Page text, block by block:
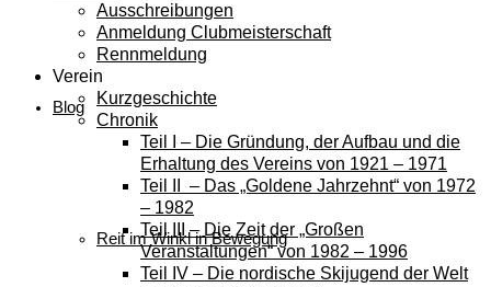
Blog
Reit im Winkl in Bewegung
Ausschreibungen
Anmeldung Clubmeisterschaft
Rennmeldung
Verein
Kurzgeschichte
Chronik
Teil I – Die Gründung, der Aufbau und die
Erhaltung des Vereins von 1921 – 1971
Teil II – Das „Goldene Jahrzehnt“ von 1972
– 1982
Teil III – Die Zeit der „Großen
Veranstaltungen“ von 1982 – 1996
Teil IV – Die nordische Skijugend der Welt